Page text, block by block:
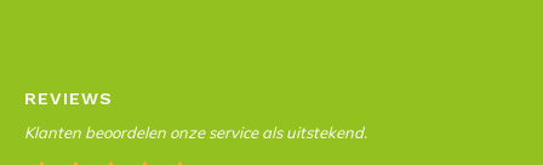
REVIEWS
Klanten beoordelen onze service als uitstekend.